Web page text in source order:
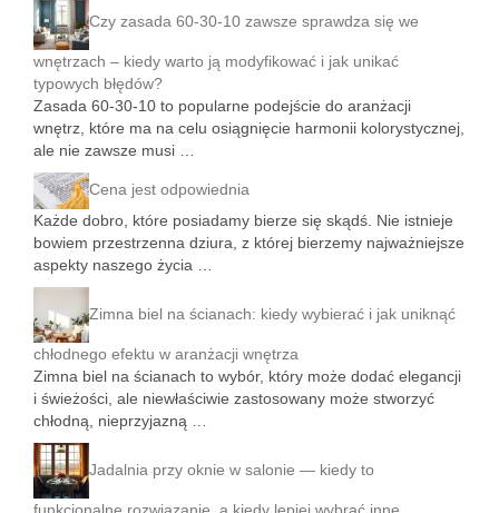
Czy zasada 60-30-10 zawsze sprawdza się we
wnętrzach – kiedy warto ją modyfikować i jak unikać
typowych błędów?
Zasada 60-30-10 to popularne podejście do aranżacji
wnętrz, które ma na celu osiągnięcie harmonii kolorystycznej,
ale nie zawsze musi …
Cena jest odpowiednia
Każde dobro, które posiadamy bierze się skądś. Nie istnieje
bowiem przestrzenna dziura, z której bierzemy najważniejsze
aspekty naszego życia …
Zimna biel na ścianach: kiedy wybierać i jak uniknąć
chłodnego efektu w aranżacji wnętrza
Zimna biel na ścianach to wybór, który może dodać elegancji
i świeżości, ale niewłaściwie zastosowany może stworzyć
chłodną, nieprzyjazną …
Jadalnia przy oknie w salonie — kiedy to